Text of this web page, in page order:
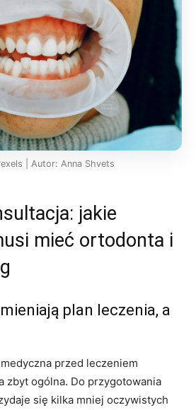
| Autor: Anna Shvets
jakie
mieć ortodonta i
plan leczenia, a
przed leczeniem
zbyt ogólna. Do przygotowania
się kilka mniej oczywistych